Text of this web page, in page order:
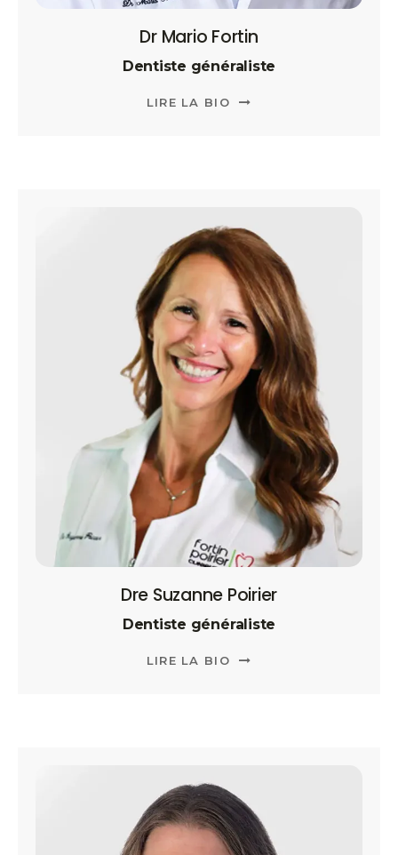
Dr Mario Fortin
Dentiste généraliste
LIRE LA BIO
Dre Suzanne Poirier
Dentiste généraliste
LIRE LA BIO